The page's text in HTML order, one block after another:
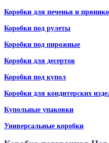
Коробки для печенья и
Коробки под рулеты
Коробки под пирожные
Коробки для десертов
Коробки под купол
Коробки для кондитерских
Купольные упаковки
Универсальные коробки